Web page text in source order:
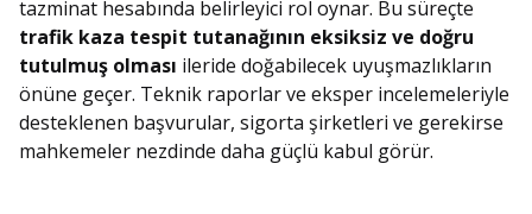
tazminat hesabında belirleyici rol oynar. Bu süreçte
trafik kaza tespit tutanağının eksiksiz ve doğru
tutulmuş olması ileride doğabilecek uyuşmazlıkların
önüne geçer. Teknik raporlar ve eksper incelemeleriyle
desteklenen başvurular, sigorta şirketleri ve gerekirse
mahkemeler nezdinde daha güçlü kabul görür.